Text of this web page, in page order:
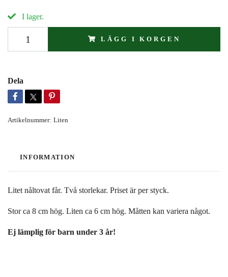
I lager.
LÄGG I KORGEN
Dela
Artikelnummer: Liten
INFORMATION
Litet nåltovat får. Två storlekar. Priset är per styck.
Stor ca 8 cm hög. Liten ca 6 cm hög. Måtten kan variera något.
Ej lämplig för barn under 3 år!